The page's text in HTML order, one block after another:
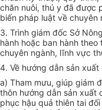
chăn nuôi, thú y đã được
biến pháp luật về
3. Trình giám đốc Sở
hành hoặc ban hành
chuyên ngành, lĩnh vực
4. Về hướng dẫn sản xuất
a) Tham mưu, giúp giám
thôn hướng dẫn sản xuất
phục hậu quả thiên tai